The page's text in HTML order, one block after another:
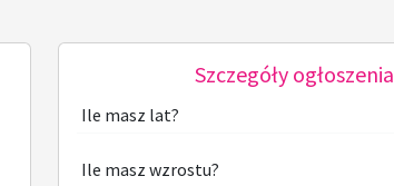
Szczegóły ogłoszenia
Ile masz lat?
Ile masz wzrostu?